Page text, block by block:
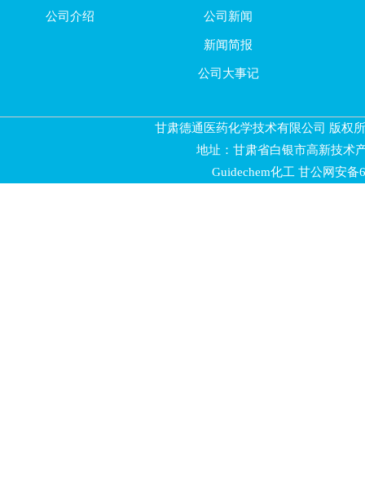
2-碘-3-羧酸吡嗪
(S)-2-(2,2-二甲基-1,3-二氧杂烷-4-基)-2-丙醇
公司介绍 公司新闻
新闻简报
公司大事记
甘肃德通医药化学技术有限公司 版权
地址：甘肃省白银市高新技术
Guidechem化工 甘公网安备